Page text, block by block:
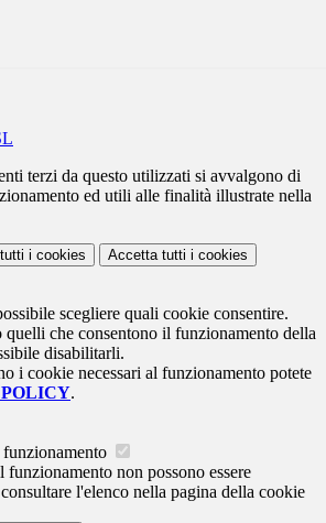
terzi da questo utilizzati si avvalgono di
ed utili alle finalità illustrate nella
i cookies Accetta tutti i cookies
scegliere quali cookie consentire.
quelli che consentono il funzionamento della
disabilitarli.
i cookie necessari al funzionamento potete
.
funzionamento non possono essere
l'elenco nella pagina della cookie